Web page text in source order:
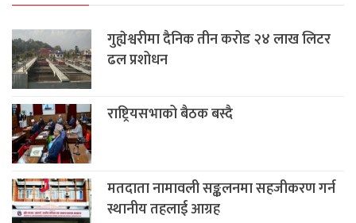
गुह्येश्वरीमा दैनिक तीन करोड २४ लाख लिटर
ढल प्रशोधन
राष्ट्रियसभाको बैठक बस्दै
मतदाता नामावली सङ्कलनमा सहजीकरण गर्न
स्थानीय तहलाई आग्रह